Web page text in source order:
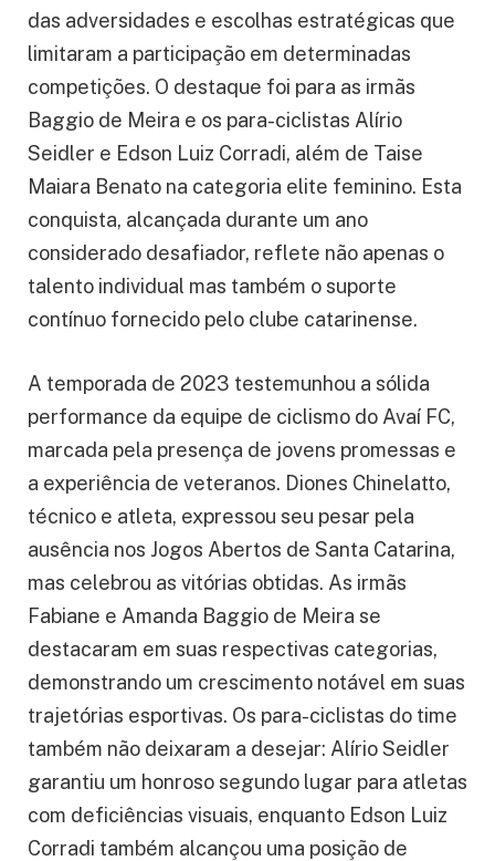
das adversidades e escolhas estratégicas que
limitaram a participação em determinadas
competições. O destaque foi para as irmãs
Baggio de Meira e os para-ciclistas Alírio
Seidler e Edson Luiz Corradi, além de Taise
Maiara Benato na categoria elite feminino. Esta
conquista, alcançada durante um ano
considerado desafiador, reflete não apenas o
talento individual mas também o suporte
contínuo fornecido pelo clube catarinense.
A temporada de 2023 testemunhou a sólida
performance da equipe de ciclismo do Avaí FC,
marcada pela presença de jovens promessas e
a experiência de veteranos. Diones Chinelatto,
técnico e atleta, expressou seu pesar pela
ausência nos Jogos Abertos de Santa Catarina,
mas celebrou as vitórias obtidas. As irmãs
Fabiane e Amanda Baggio de Meira se
destacaram em suas respectivas categorias,
demonstrando um crescimento notável em suas
trajetórias esportivas. Os para-ciclistas do time
também não deixaram a desejar: Alírio Seidler
garantiu um honroso segundo lugar para atletas
com deficiências visuais, enquanto Edson Luiz
Corradi também alcançou uma posição de